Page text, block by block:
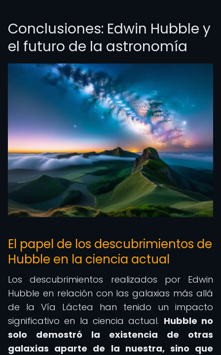
Conclusiones: Edwin Hubble y
el futuro de la astronomía
El papel de los descubrimientos de
Hubble en la ciencia actual
Los descubrimientos realizados por Edwin
Hubble en relación con las galaxias más allá
de la Vía Láctea han tenido un impacto
significativo en la ciencia actual. Hubble no
solo demostró la existencia de otras
galaxias aparte de la nuestra, sino que